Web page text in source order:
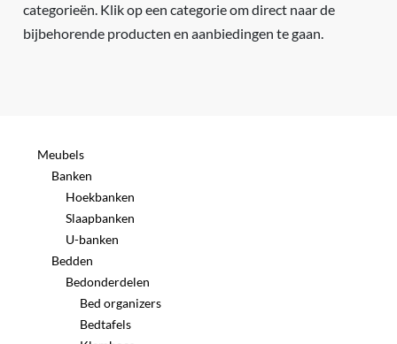
categorieën. Klik op een categorie om direct naar de
bijbehorende producten en aanbiedingen te gaan.
Meubels
Banken
Hoekbanken
Slaapbanken
U-banken
Bedden
Bedonderdelen
Bed organizers
Bedtafels